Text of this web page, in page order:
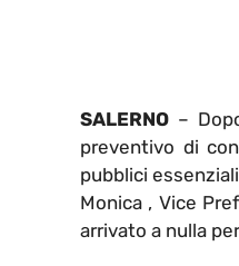
SALERNO –
preventivo di
pubblici
Monica , Vice
arrivato a nulla